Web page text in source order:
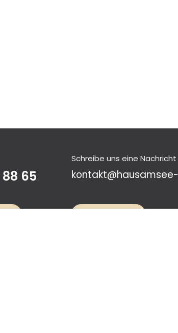
65
Schreibe uns eine Nachricht